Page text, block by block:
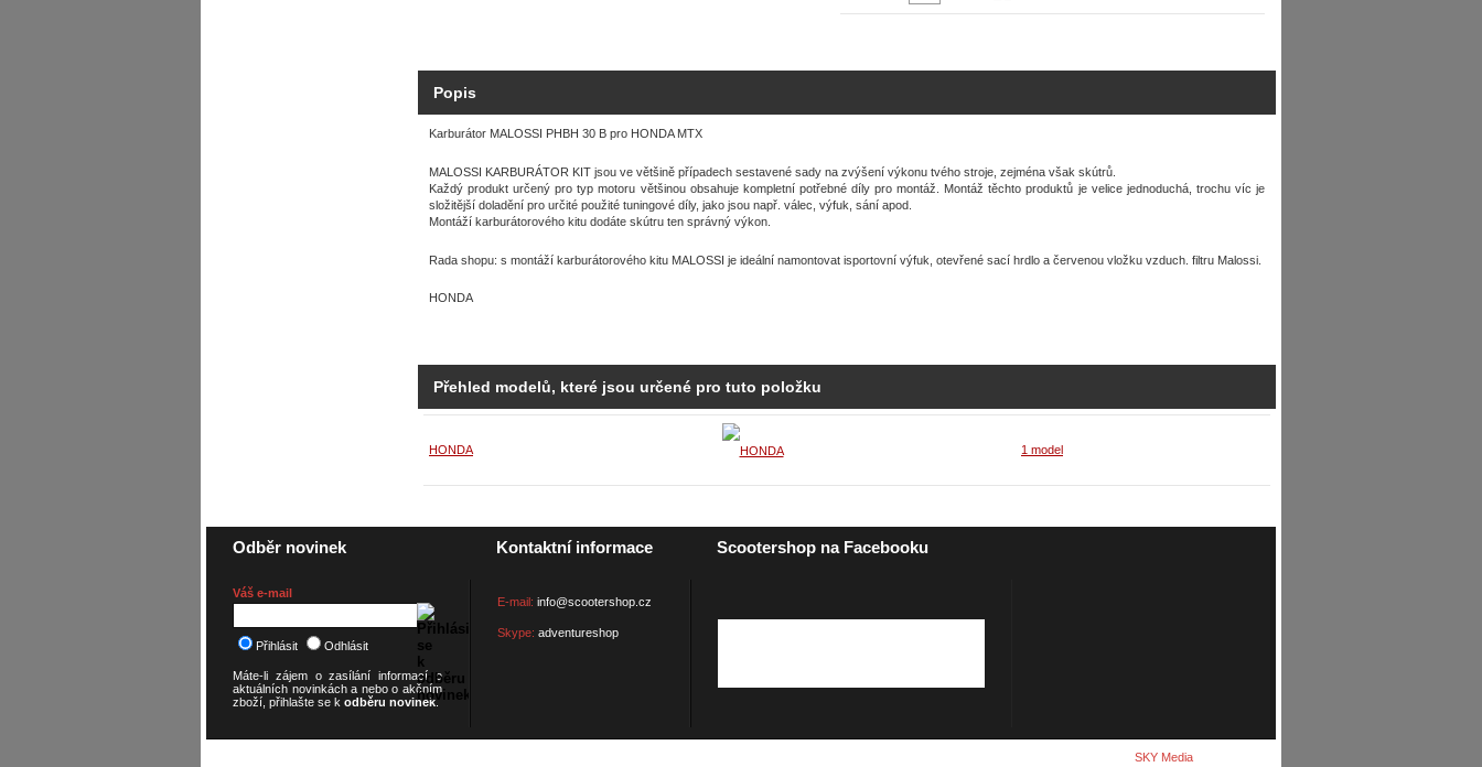
Popis
Karburátor MALOSSI PHBH 30 B pro HONDA MTX
MALOSSI KARBURÁTOR KIT jsou ve většině případech sestavené sady na zvýšení výkonu tvého stroje, zejména však skútrů.
Každý produkt určený pro typ motoru většinou obsahuje kompletní potřebné díly pro montáž. Montáž těchto produktů je velice jednoduchá, trochu víc je
složitější doladění pro určité použité tuningové díly, jako jsou např. válec, výfuk, sání apod.
Montáží karburátorového kitu dodáte skútru ten správný výkon.
Rada shopu: s montáží karburátorového kitu MALOSSI je ideální namontovat isportovní výfuk, otevřené sací hrdlo a červenou vložku vzduch. filtru Malossi.
HONDA
Přehled modelů, které jsou určené pro tuto položku
HONDA 1 model
Odběr novinek
Váš e-mail
Přihlásit Odhlásit
Máte-li zájem o zasílání informací o
aktuálních novinkách a nebo o akčním
zboží, přihlašte se k odběru novinek.
Kontaktní informace
E-mail: info@scootershop.cz
Skype: adventureshop
Scootershop na Facebooku
SKY Media